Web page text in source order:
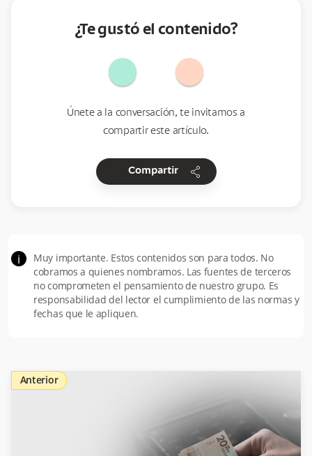
¿Te gustó el contenido?
Únete a la conversación, te invitamos a
compartir este artículo.
Compartir share
i
Muy importante. Estos contenidos son para todos. No
cobramos a quienes nombramos. Las fuentes de terceros
no comprometen el pensamiento de nuestro grupo. Es
responsabilidad del lector el cumplimiento de las normas y
fechas que le apliquen.
Anterior